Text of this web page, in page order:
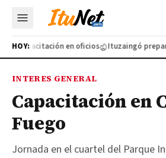
HOY:
capacitación en oficios Ituzaingó prepara
INTERES GENERAL
Capacitación en
Fuego
Jornada en el cuartel del Parque